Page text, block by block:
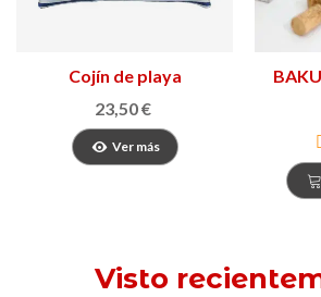
Cojín de playa
23,50 €
Ver más
Visto